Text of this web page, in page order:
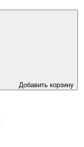
Добавить корзину